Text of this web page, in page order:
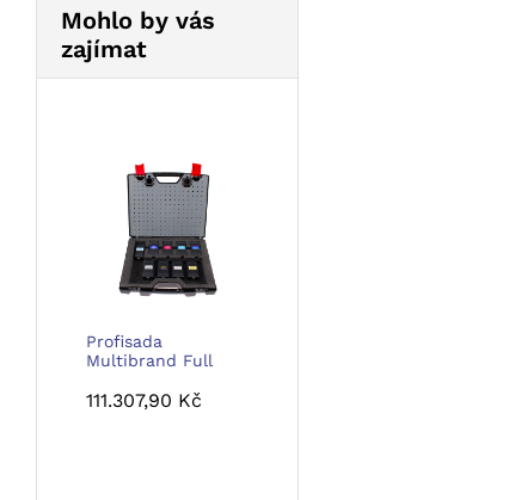
Mohlo by vás
zajímat
Profisada
Multibrand Full
111.307,90 Kč